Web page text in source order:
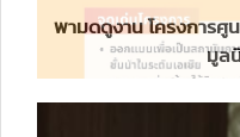
พามดดูงาน โครงการศู
มูล